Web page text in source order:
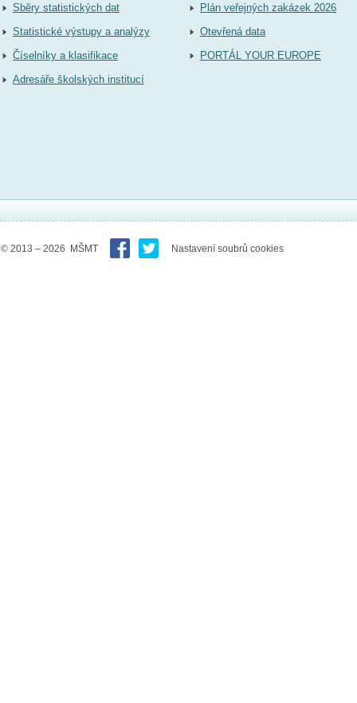
Sběry statistických dat
Statistické výstupy a analýzy
Číselníky a klasifikace
Adresáře školských institucí
Plán veřejných zakázek 2026
Otevřená data
PORTÁL YOUR EUROPE
© 2013 – 2026 MŠMT Nastavení soubrů cookies